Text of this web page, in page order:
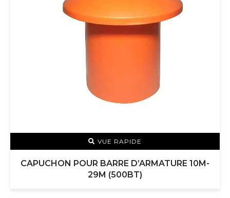
VUE RAPIDE
CAPUCHON POUR BARRE D’ARMATURE 10M-
29M (500BT)